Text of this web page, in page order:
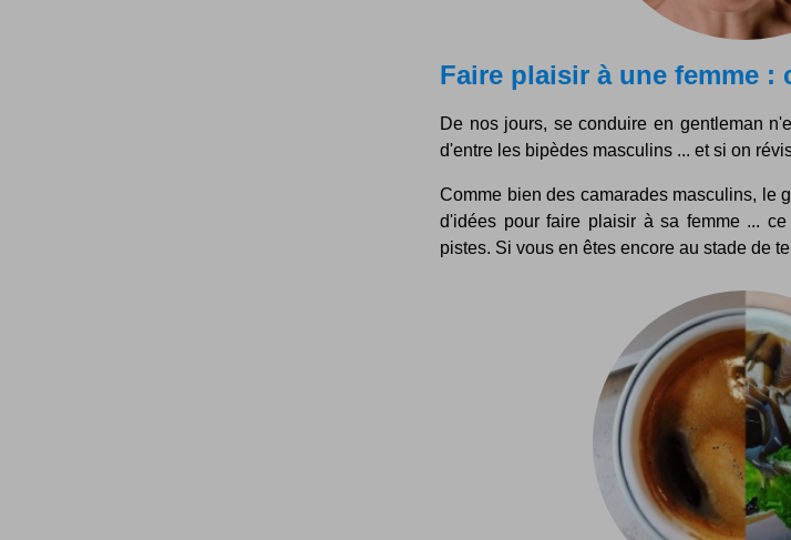
Faire plaisir à une femme :
De nos jours, se conduire en gentleman
d'entre les bipèdes masculins ... et si on
Comme bien des camarades masculins, le
d'idées pour faire plaisir à sa femme ...
pistes. Si vous en êtes encore au stade de